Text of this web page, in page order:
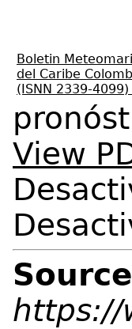
Boletin
del Caribe
(ISNN 2339-4099)
View
https://